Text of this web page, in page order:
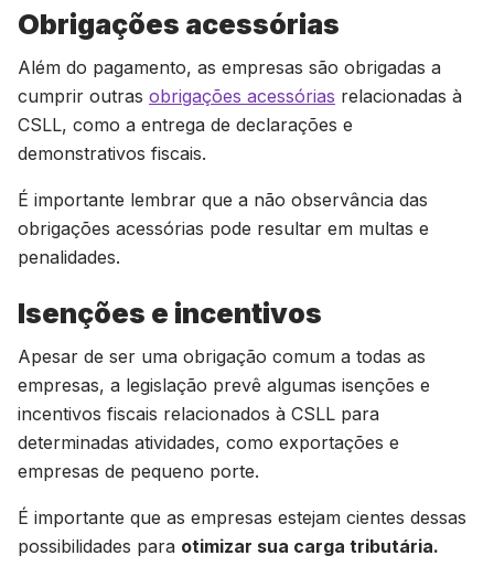
Obrigações acessórias
Além do pagamento, as empresas são obrigadas a
cumprir outras obrigações acessórias relacionadas à
CSLL, como a entrega de declarações e
demonstrativos fiscais.
É importante lembrar que a não observância das
obrigações acessórias pode resultar em multas e
penalidades.
Isenções e incentivos
Apesar de ser uma obrigação comum a todas as
empresas, a legislação prevê algumas isenções e
incentivos fiscais relacionados à CSLL para
determinadas atividades, como exportações e
empresas de pequeno porte.
É importante que as empresas estejam cientes dessas
possibilidades para otimizar sua carga tributária.